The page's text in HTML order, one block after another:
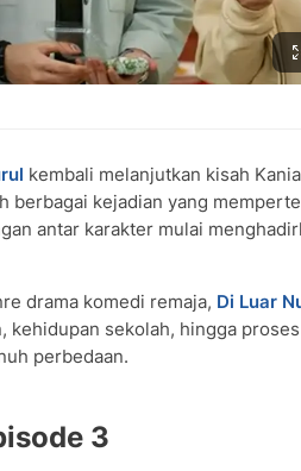
kembali melanjutkan kisah
berbagai kejadian yang
antar karakter mulai
drama komedi remaja, Di Luar
sekolah, hingga
perbedaan.
3